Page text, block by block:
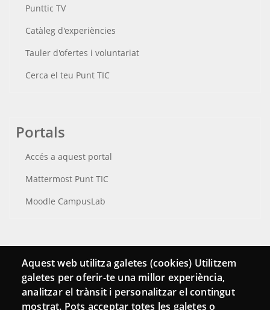
Punttic TV
Catàleg d'experiències
Tauler d'ofertes i voluntariat
Cerca el teu Punt TIC
Portals
Accés a aquest portal
Mattermost Punt TIC
Moodle CampusLab
Connecta
Bustia de contacte
Butlletins
Aquest web utilitza galetes (cookies) Utilitzem
galetes per oferir-te una millor experiència,
analitzar el trànsit i personalitzar el contingut
mostrat. Pots acceptar totes les galetes o